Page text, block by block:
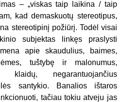
– „viskas taip laikina / taip
kad demaskuotų stereotipus,
stereotipinį požiūrį. Todėl visai
subjektas linkęs praslysti
apie skaudulius, baimes,
tuštybę ir malonumus,
klaidų, negarantuojančius
santykio. Banalios ištaros
tačiau tokiu atveju jas